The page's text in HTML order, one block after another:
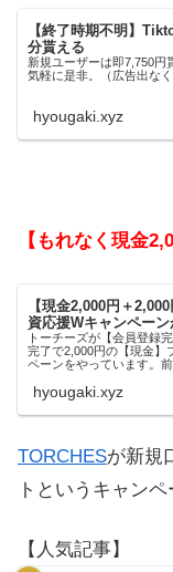
【終了時期不明】
分貰える
新規ユーザーは即7,750円
気軽に是非。（広告出な
hyougaki.xyz
【もれなく現金
【現金2,000円＋
資応援Wキャンペー
トーチーズが【会員登録
完了で2,000円の【現金】
ペーンをやっています。
hyougaki.xyz
TORCHESが新規
トというキャン
【人気記事】